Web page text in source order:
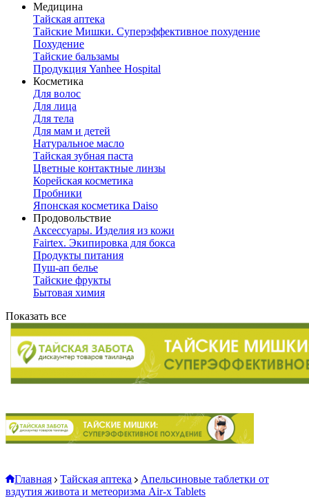
Медицина
Тайская аптека
Тайские Мишки. Суперэффективное похудение
Похудение
Тайские бальзамы
Продукция Yanhee Hospital
Косметика
Для волос
Для лица
Для тела
Для мам и детей
Натуральное масло
Тайская зубная паста
Цветные контактные линзы
Корейская косметика
Пробники
Японская косметика Daiso
Продовольствие
Аксессуары. Изделия из кожи
Fairtex. Экипировка для бокса
Продукты питания
Пуш-ап белье
Тайские фрукты
Бытовая химия
Показать все
Главная Тайская аптека
Апельсиновые таблетки от
вздутия живота и метеоризма Air-x Tablets